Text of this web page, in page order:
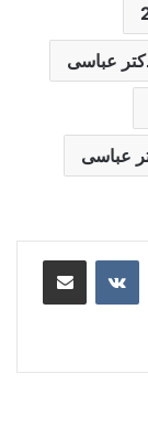
عباسی
عباسی
‫رددیت ‫VKontakteاشتراک گذاری از طریق ایمیل